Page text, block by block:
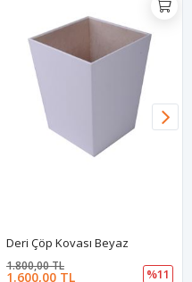
Deri Çöp Kovası Beyaz
1.600,00 TL
1.800,00 TL
%11